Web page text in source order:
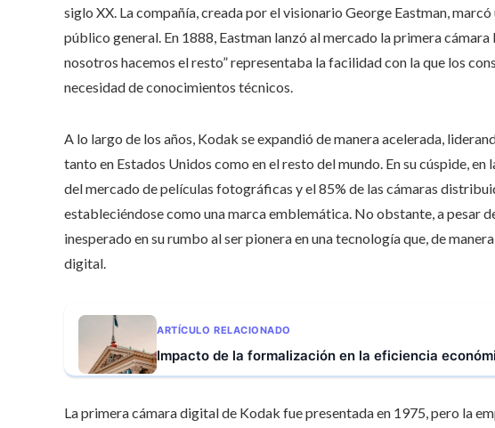
siglo XX. La compañía, creada por el visionario George Eastman,
público general. En 1888, Eastman lanzó al mercado la primera
nosotros hacemos el resto” representaba la facilidad con la que los
necesidad de conocimientos técnicos.
A lo largo de los años, Kodak se expandió de manera acelerada,
tanto en Estados Unidos como en el resto del mundo. En su cúspide,
del mercado de películas fotográficas y el 85% de las cámaras
estableciéndose como una marca emblemática. No obstante, a pesar
inesperado en su rumbo al ser pionera en una tecnología que, de
digital.
ARTÍCULO RELACIONADO
Impacto de la formalización en la eficiencia
La primera cámara digital de Kodak fue presentada en 1975, pero la